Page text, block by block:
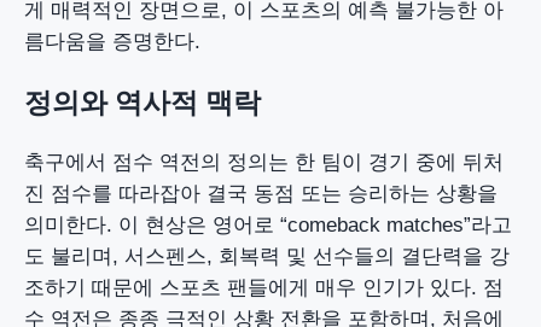
게 매력적인 장면으로, 이 스포츠의 예측 불가능한 아
름다움을 증명한다.
정의와 역사적 맥락
축구에서 점수 역전의 정의는 한 팀이 경기 중에 뒤처
진 점수를 따라잡아 결국 동점 또는 승리하는 상황을
의미한다. 이 현상은 영어로 “comeback matches”라고
도 불리며, 서스펜스, 회복력 및 선수들의 결단력을 강
조하기 때문에 스포츠 팬들에게 매우 인기가 있다. 점
수 역전은 종종 극적인 상황 전환을 포함하며, 처음에